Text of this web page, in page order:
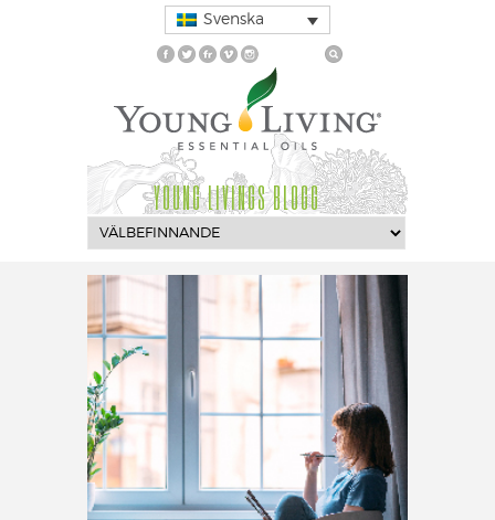
Svenska
YOUNG LIVINGS BLOGG